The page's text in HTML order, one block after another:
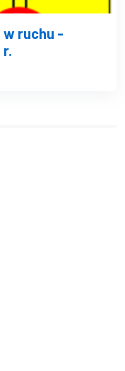
ruchu -
r.